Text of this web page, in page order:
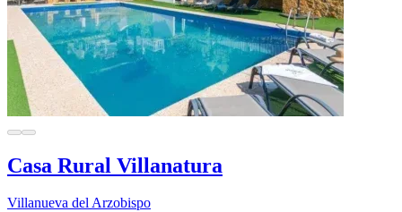
Casa Rural Villanatura
Villanueva del Arzobispo